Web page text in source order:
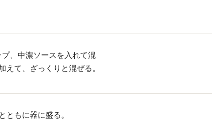
、中濃ソースを入れて混
えて、ざっくりと混ぜる。
ともに器に盛る。